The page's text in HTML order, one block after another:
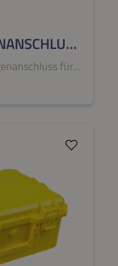
(2
für